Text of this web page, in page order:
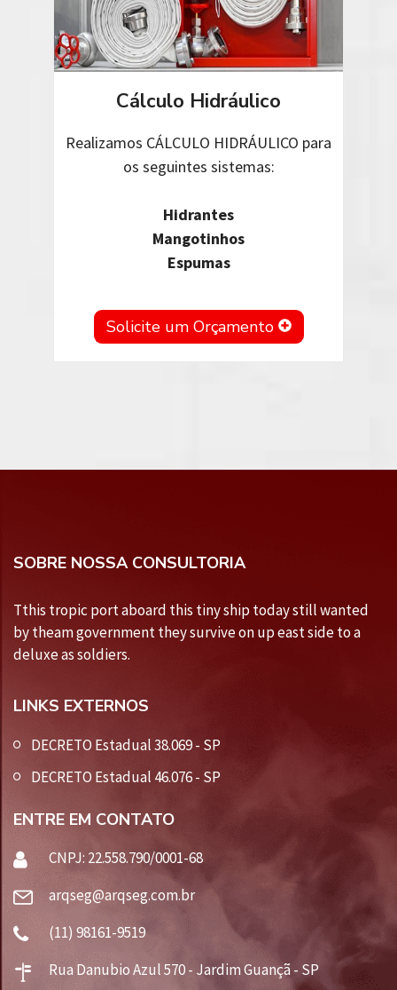
Cálculo Hidráulico
Realizamos CÁLCULO HIDRÁULICO para
os seguintes sistemas:
Hidrantes
Mangotinhos
Espumas
Solicite um Orçamento
SOBRE NOSSA CONSULTORIA
Tthis tropic port aboard this tiny ship today still wanted
by theam government they survive on up east side to a
deluxe as soldiers.
LINKS EXTERNOS
DECRETO Estadual 38.069 - SP
DECRETO Estadual 46.076 - SP
ENTRE EM CONTATO
CNPJ: 22.558.790/0001-68
arqseg@arqseg.com.br
(11) 98161-9519
Rua Danubio Azul 570 - Jardim Guançã - SP